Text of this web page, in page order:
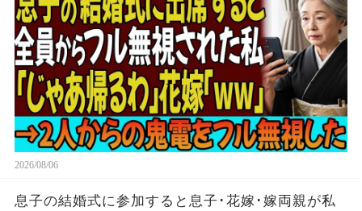
2026/08/06
息子の結婚式に参加すると息子･花嫁･嫁両親が私